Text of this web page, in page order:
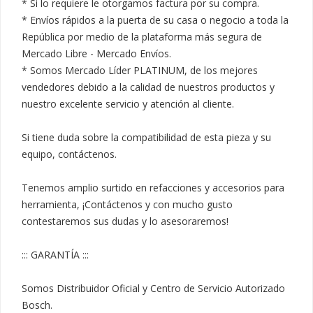
* Si lo requiere le otorgamos factura por su compra.
* Envíos rápidos a la puerta de su casa o negocio a toda la
República por medio de la plataforma más segura de
Mercado Libre - Mercado Envíos.
* Somos Mercado Líder PLATINUM, de los mejores
vendedores debido a la calidad de nuestros productos y
nuestro excelente servicio y atención al cliente.
Si tiene duda sobre la compatibilidad de esta pieza y su
equipo, contáctenos.
Tenemos amplio surtido en refacciones y accesorios para
herramienta, ¡Contáctenos y con mucho gusto
contestaremos sus dudas y lo asesoraremos!
::: GARANTÍA :::
Somos Distribuidor Oficial y Centro de Servicio Autorizado
Bosch.